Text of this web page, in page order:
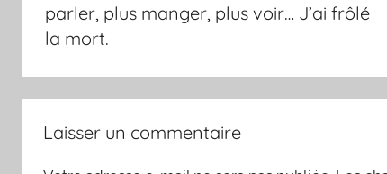
parler, plus manger, plus voir… J’ai frôlé
la mort.
Laisser un commentaire